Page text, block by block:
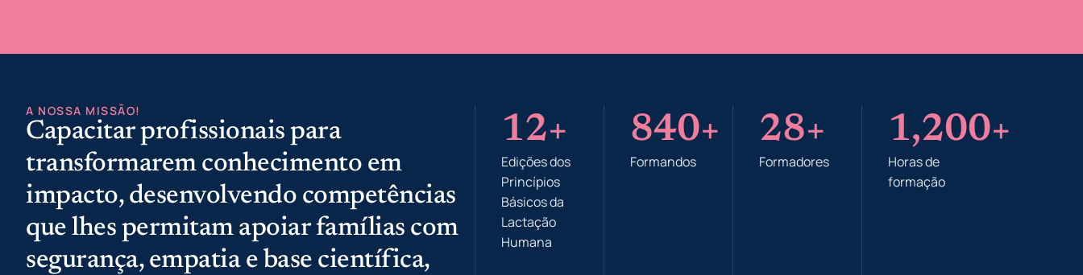
A NOSSA MISSÃO!
Capacitar profissionais para
transformarem conhecimento em
impacto, desenvolvendo competências
que lhes permitam apoiar famílias com
segurança, empatia e base científica,
Edições dos
Princípios
Básicos da
Lactação
Humana​
12+
Formandos
840+
Formadores
28+
Horas de
formação​
1,200+